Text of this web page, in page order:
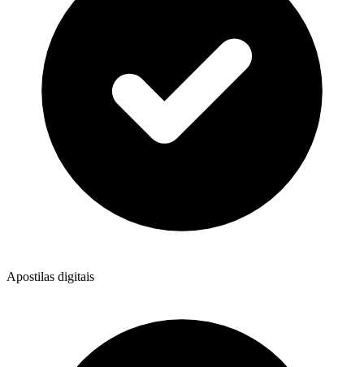
Apostilas digitais